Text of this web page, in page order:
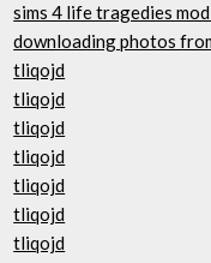
sims 4 life tragedies
downloading photos
tliqojd
tliqojd
tliqojd
tliqojd
tliqojd
tliqojd
tliqojd